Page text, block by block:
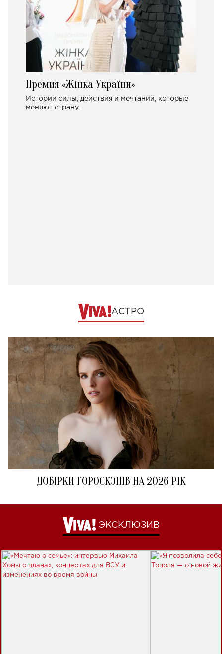
Премия «Жінка України»
Истории силы, действия и мечтаний, которые
меняют страну.
АСТРО
ДОБІРКИ ГОРОСКОПІВ НА 2026 РІК
ЭКСКЛЮЗИВ